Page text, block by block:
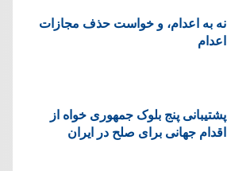
نه به اعدام، و خواست حذف مجازات
اعدام
پشتيبانی پنج بلوک جمهوری خواه از
اقدام جهانی برای صلح در ایران